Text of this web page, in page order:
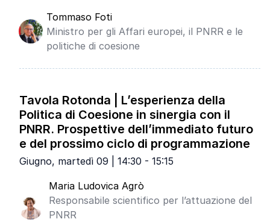
Tommaso Foti
Ministro per gli Affari europei, il PNRR e le
politiche di coesione
Tavola Rotonda | L’esperienza della
Politica di Coesione in sinergia con il
PNRR. Prospettive dell’immediato futuro
e del prossimo ciclo di programmazione
Giugno, martedì 09 | 14:30 - 15:15
Maria Ludovica Agrò
Responsabile scientifico per l’attuazione del
PNRR